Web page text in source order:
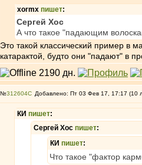
xormx пишет:
Сергей Хос
А что такое "падающим
Это такой классический пример в
катарактой, будто они "падают" в
№312604 Добавлено: Пт 03 Фев 17, 17:17 (10
КИ пишет:
Сергей Хос пишет:
КИ пишет:
Что такое "фактор